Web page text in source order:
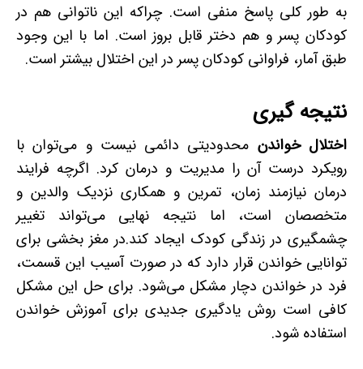
به­ طور کلی پاسخ منفی است. چراکه این ناتوانی هم در
کودکان پسر و هم دختر قابل بروز است. اما با این وجود
طبق آمار، فراوانی کودکان پسر در این اختلال بیشتر است.
نتیجه گیری
اختلال خواندن محدودیتی دائمی نیست و می‌توان با
رویکرد درست آن را مدیریت و درمان کرد. اگرچه فرایند
درمان نیازمند زمان، تمرین و همکاری نزدیک والدین و
متخصصان است، اما نتیجه نهایی می‌تواند تغییر
چشمگیری در زندگی کودک ایجاد کند.در مغز بخشی برای
توانایی خواندن قرار دارد که در صورت آسیب این قسمت،
فرد در خواندن دچار مشکل می‌شود. برای حل این مشکل
کافی است روش یادگیری جدیدی برای آموزش خواندن
استفاده شود.